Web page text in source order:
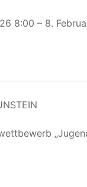
8:00 – 8.